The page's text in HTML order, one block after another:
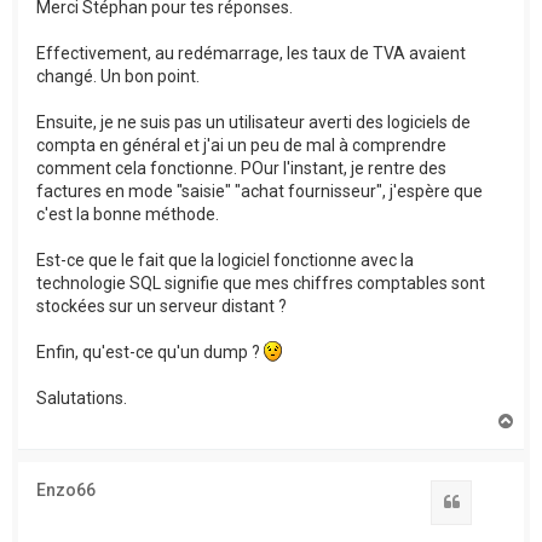
Merci Stéphan pour tes réponses.
Effectivement, au redémarrage, les taux de TVA avaient
changé. Un bon point.
Ensuite, je ne suis pas un utilisateur averti des logiciels de
compta en général et j'ai un peu de mal à comprendre
comment cela fonctionne. POur l'instant, je rentre des
factures en mode "saisie" "achat fournisseur", j'espère que
c'est la bonne méthode.
Est-ce que le fait que la logiciel fonctionne avec la
technologie SQL signifie que mes chiffres comptables sont
stockées sur un serveur distant ?
Enfin, qu'est-ce qu'un dump ?
Salutations.
Enzo66